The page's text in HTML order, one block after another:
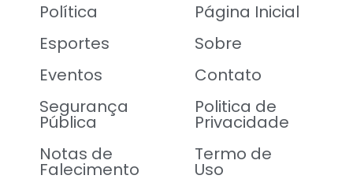
Política
Esportes
Eventos
Segurança
Pública
Notas de
Falecimento
Página Inicial
Sobre
Contato
Politica de
Privacidade
Termo de
Uso